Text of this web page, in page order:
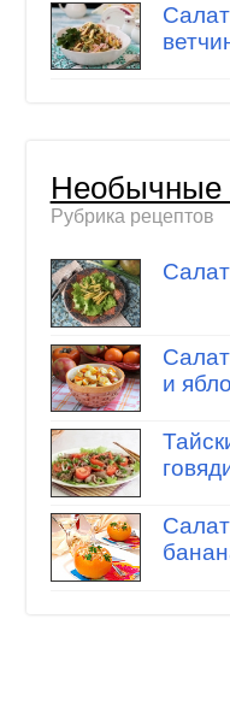
Необычные
Рубрика рецептов
и